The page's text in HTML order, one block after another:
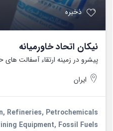
ذخیره
نیکان اتحاد خاورمیانه
پیشرو در زمینه ارتقاء آسفالت های
ایران
Refineries, Petrochemicals
Equipment, Fossil Fuels